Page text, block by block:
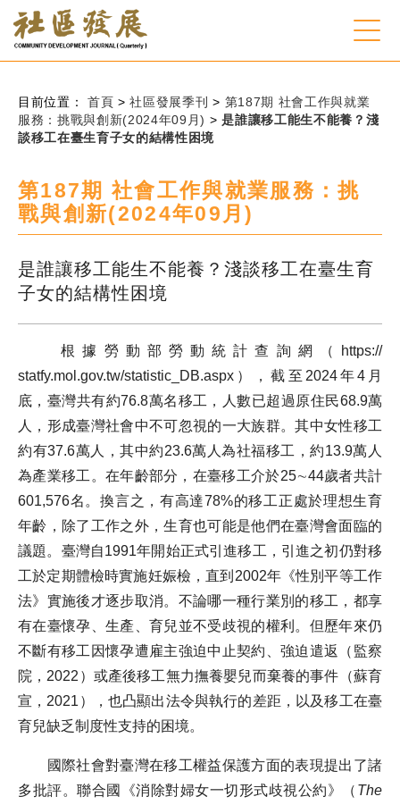
跳到主要內容
會員登入
常見問題
後台登入
字
搜
尋
入
關
鍵
字
季刊簡介
主題報導
主題座談
特別企劃
人物專訪
好書推薦
各期季刊
目前位置：首頁> 社區發展季刊> 第187期 社會工作與就業
服務：挑戰與創新(2024年09月) > 是誰讓移工能生不能養？淺
談移工在臺生育子女的結構性困境
第187期 社會工作與就業服務：挑
戰與創新(2024年09月)
是誰讓移工能生不能養？淺談移工在臺生育
子女的結構性困境
根據勞動部勞動統計查詢網（https://
statfy.mol.gov.tw/statistic_DB.aspx），截至2024年4月
底，臺灣共有約76.8萬名移工，人數已超過原住民68.9萬
人，形成臺灣社會中不可忽視的一大族群。其中女性移工
約有37.6萬人，其中約23.6萬人為社福移工，約13.9萬人
為產業移工。在年齡部分，在臺移工介於25∼44歲者共計
601,576名。換言之，有高達78%的移工正處於理想生育
年齡，除了工作之外，生育也可能是他們在臺灣會面臨的
議題。臺灣自1991年開始正式引進移工，引進之初仍對移
工於定期體檢時實施妊娠檢，直到2002年《性別平等工作
法》實施後才逐步取消。不論哪一種行業別的移工，都享
有在臺懷孕、生產、育兒並不受歧視的權利。但歷年來仍
不斷有移工因懷孕遭雇主強迫中止契約、強迫遣返（監察
院，2022）或產後移工無力撫養嬰兒而棄養的事件（蘇育
宣，2021），也凸顯出法令與執行的差距，以及移工在臺
育兒缺乏制度性支持的困境。
國際社會對臺灣在移工權益保護方面的表現提出了諸
多批評。聯合國《消除對婦女一切形式歧視公約》（ The